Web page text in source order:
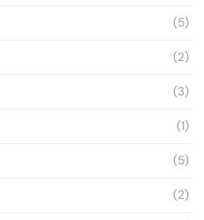
(5)
(2)
(3)
(1)
(5)
(2)